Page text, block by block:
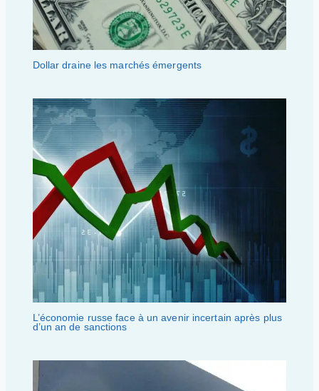
Dollar draine les marchés émergents
L’économie russe face à un avenir incertain après plus
d’un an de sanctions